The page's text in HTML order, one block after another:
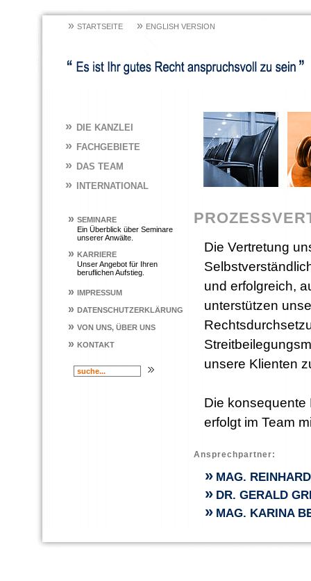
» STARTSEITE » ENGLISH VERSION
Die Vertretung
und erfolgreich,
unterstützen
unsere Klienten
Die konsequente
erfolgt im Team
Ansprechpartner:
» MAG.
» DR. GERALD
» MAG. KARINA
» DIE KANZLEI
» FACHGEBIETE
» DAS TEAM
» INTERNATIONAL
» SEMINARE
Ein Überblick über Seminare
unserer Anwälte.
» KARRIERE
Unser Angebot für Ihren
beruflichen Aufstieg.
» IMPRESSUM
» DATENSCHUTZERKLÄRUNG
» VON UNS, ÜBER UNS
» KONTAKT